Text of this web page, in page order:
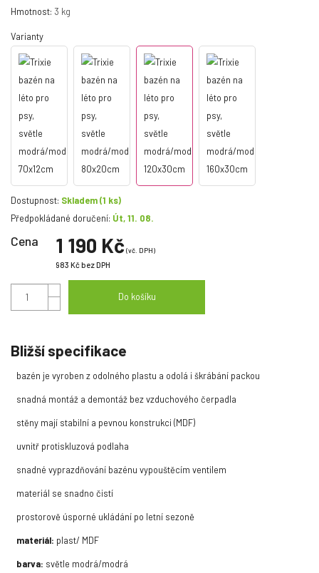
Hmotnost: 3 kg
Varianty
Dostupnost: Skladem(1 ks)
Předpokládané doručení: Út, 11. 08.
Cena 1 190 Kč(vč. DPH)
983 Kčbez DPH
Do košíku
Bližší specifikace
bazén je vyroben z odolného plastu a odolá i škrábání packou
snadná montáž a demontáž bez vzduchového čerpadla
stěny mají stabilní a pevnou konstrukci (MDF)
uvnitř protiskluzová podlaha
snadné vyprazdňování bazénu vypouštěcím ventilem
materiál se snadno čistí
prostorově úsporné ukládání po letní sezoně
materiál: plast/ MDF
barva: světle modrá/modrá